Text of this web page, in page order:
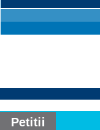
Petitii